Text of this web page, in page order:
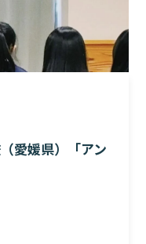
愛媛県）「アン